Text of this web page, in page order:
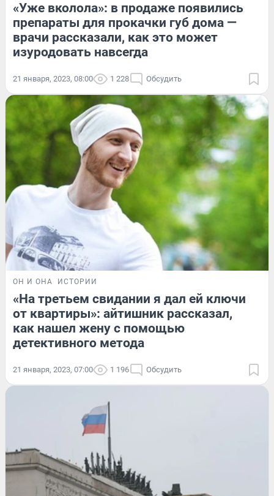
«Уже вколола»: в продаже появились
препараты для прокачки губ дома —
врачи рассказали, как это может
изуродовать навсегда
21 января, 2023, 08:00 1 228 Обсудить
ОН И ОНА ИСТОРИИ
«На третьем свидании я дал ей ключи
от квартиры»: айтишник рассказал,
как нашел жену с помощью
детективного метода
21 января, 2023, 07:00 1 196 Обсудить